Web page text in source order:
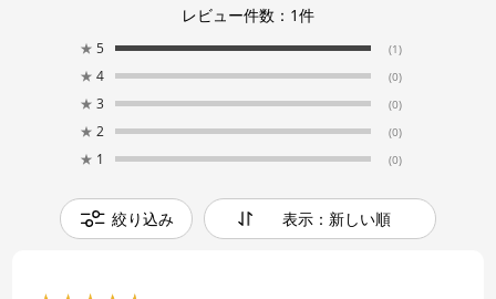
レビュー件数： 1件
★ 5 (1)
★ 4 (0)
★ 3 (0)
★ 2 (0)
★ 1 (0)
絞り込み 表示：新しい順